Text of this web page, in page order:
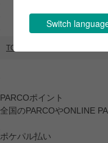
TOP
PARCOポイント
全国のPARCOやONLINE
ポケパル払い
Switch